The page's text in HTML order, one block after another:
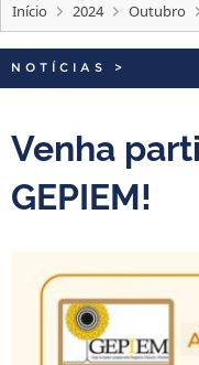
CONCURSOS
EDITAIS
INTERNACIONAL
PORTARIAS
TELEFONES
Início 2024 Outubro
NOTÍCIAS >
Venha
GEPIEM!